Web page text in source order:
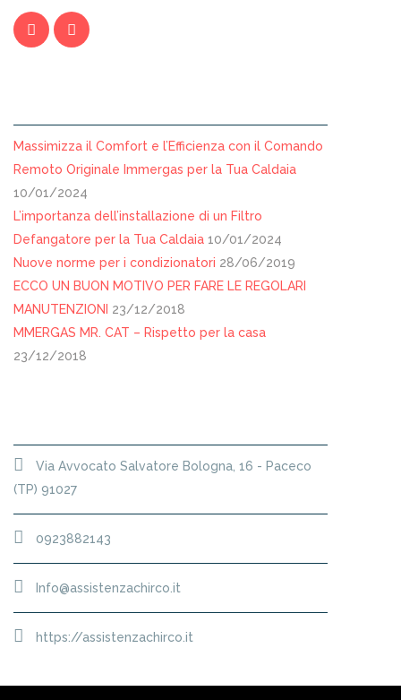
Massimizza il Comfort e l’Efficienza con il Comando
Remoto Originale Immergas per la Tua Caldaia
10/01/2024
L’importanza dell’installazione di un Filtro
Defangatore per la Tua Caldaia 10/01/2024
Nuove norme per i condizionatori 28/06/2019
ECCO UN BUON MOTIVO PER FARE LE REGOLARI
MANUTENZIONI
23/12/2018
MMERGAS MR. CAT – Rispetto per la casa
23/12/2018
Via Avvocato Salvatore Bologna, 16 - Paceco
(TP) 91027
0923882143
Info@assistenzachirco.it
https://assistenzachirco.it